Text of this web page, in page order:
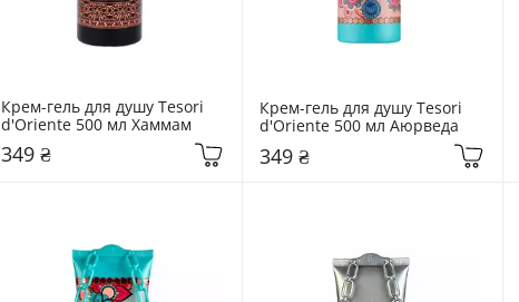
Крем-гель для душу Tesori
d'Oriente 500 мл Хаммам
349 ₴
Крем-гель для душу Tesori
d'Oriente 500 мл Аюрведа
349 ₴